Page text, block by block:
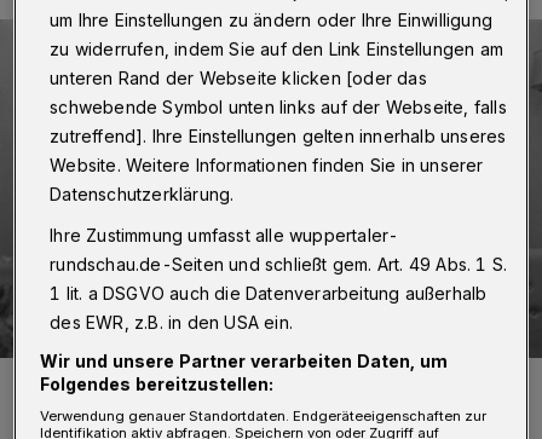
Die Elberfelderin Helene Weber, hier mit Theodor Heuss, war eine
von vier Frauen, die am Grundgesetz mitgearbeitet haben.
Foto: Bundesarchiv
um Ihre Einstellungen zu ändern oder Ihre Einwilligung
zu widerrufen, indem Sie auf den Link Einstellungen am
unteren Rand der Webseite klicken [oder das
schwebende Symbol unten links auf der Webseite, falls
zutreffend]. Ihre Einstellungen gelten innerhalb unseres
Website. Weitere Informationen finden Sie in unserer
Datenschutzerklärung.
Ihre Zustimmung umfasst alle wuppertaler-
rundschau.de-Seiten und schließt gem. Art. 49 Abs. 1 S.
1 lit. a DSGVO auch die Datenverarbeitung außerhalb
des EWR, z.B. in den USA ein.
Wir und unsere Partner verarbeiten Daten, um
Folgendes bereitzustellen:
Verwendung genauer Standortdaten. Endgeräteeigenschaften zur
Identifikation aktiv abfragen. Speichern von oder Zugriff auf